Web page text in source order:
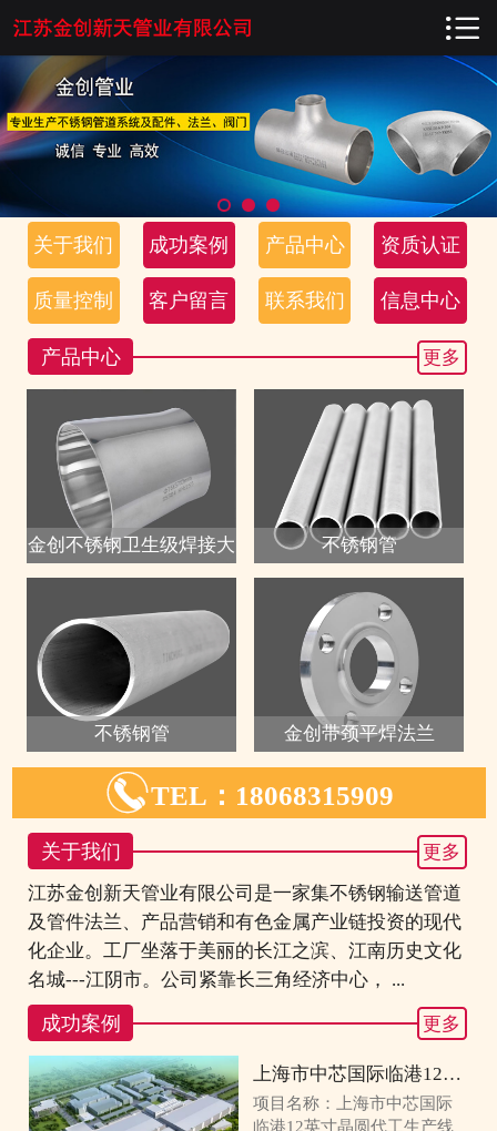
关于我们
成功案例
产品中心
资质认证
质量控制
联系我们
信息中心

关于我们 成功案例 产品中心 资质认证
质量控制 客户留言 联系我们 信息中心
产品中心 更多
金创不锈钢卫生级焊接大 不锈钢管
不锈钢管 金创带颈平焊法兰
TEL：18068315909
关于我们
更多
江苏金创新天管业有限公司是一家集不锈钢输送管道
及管件法兰、产品营销和有色金属产业链投资的现代
化企业。工厂坐落于美丽的长江之滨、江南历史文化
名城---江阴市。公司紧靠长三角经济中心， ...
成功案例 更多
上海市中芯国际临港12英寸
项目名称：上海市中芯国际
临港12英寸晶圆代工生产线